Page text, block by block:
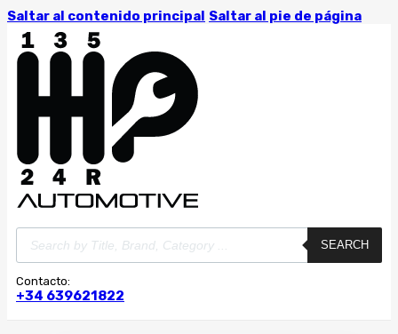
Saltar al contenido principal Saltar al pie de página
Búsqueda
de
productos
SEARCH
Contacto:
+34 639621822